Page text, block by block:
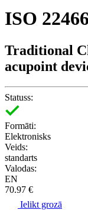
ISO
Traditional
acupoint
Statuss:
Formāti:
Elektronisks
Veids:
standarts
Valodas:
EN
70.97 €
Ielikt grozā